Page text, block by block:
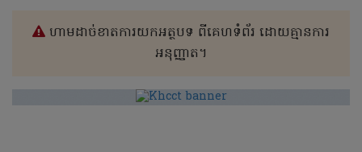
ហាមដាច់ខាតការយកអត្ថបទ ពីគេហទំព័រ ដោយគ្មានការ
អនុញ្ញាត។